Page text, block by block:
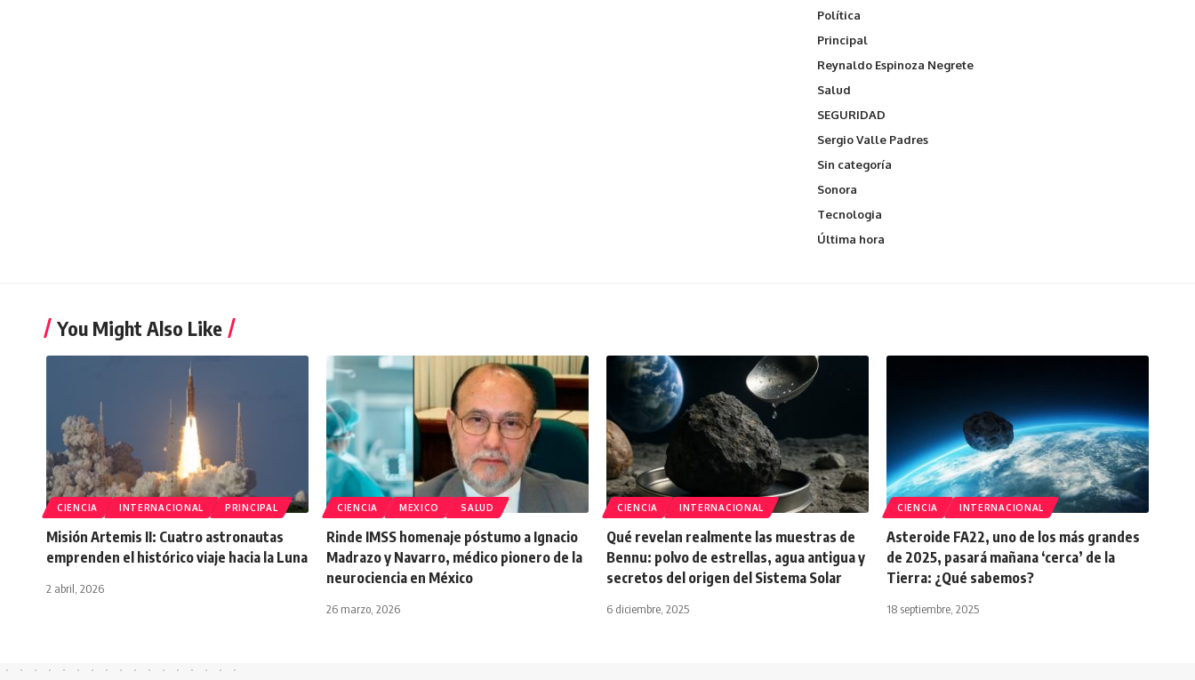
Política
Principal
Reynaldo Espinoza Negrete
Salud
SEGURIDAD
Sergio Valle Padres
Sin categoría
Sonora
Tecnologia
Última hora
You Might Also Like
CIENCIA INTERNACIONAL PRINCIPAL
Misión Artemis II: Cuatro astronautas
emprenden el histórico viaje hacia la Luna
2 abril, 2026
CIENCIA MEXICO SALUD
Rinde IMSS homenaje póstumo a Ignacio
Madrazo y Navarro, médico pionero de la
neurociencia en México
26 marzo, 2026
CIENCIA INTERNACIONAL
Qué revelan realmente las muestras de
Bennu: polvo de estrellas, agua antigua y
secretos del origen del Sistema Solar
6 diciembre, 2025
CIENCIA INTERNACIONAL
Asteroide FA22, uno de los más grandes
de 2025, pasará mañana ‘cerca’ de la
Tierra: ¿Qué sabemos?
18 septiembre, 2025